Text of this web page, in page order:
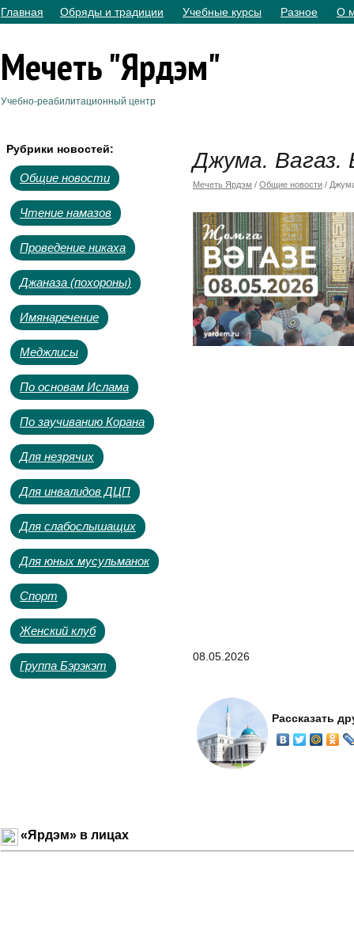
Главная Обряды и традиции Учебные курсы Разное О
Мечеть "Ярдэм"
Учебно-реабилитационный центр
Рубрики новостей:
Общие новости
Чтение намазов
Проведение никаха
Джаназа (похороны)
Имянаречение
Меджлисы
По основам Ислама
По заучиванию Корана
Для незрячих
Для инвалидов ДЦП
Для слабослышащих
Для юных мусульманок
Спорт
Женский клуб
Группа Бэрэкэт
Джума. Вагаз.
Мечеть Ярдэм / Общие новости /
08.05.2026
Рассказать
«Ярдэм» в лицах